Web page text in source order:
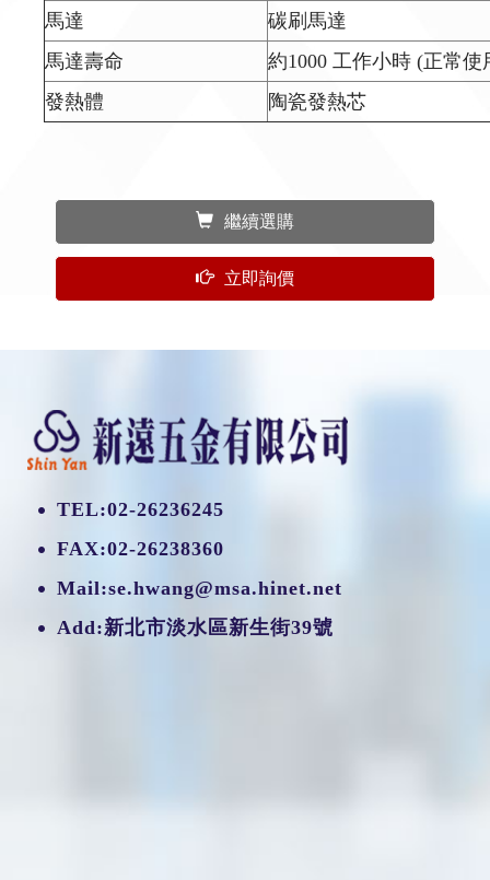
馬達
碳刷馬達
馬達壽命
約1000 工作小時 (正常使
發熱體
陶瓷發熱芯
繼續選購
立即詢價
TEL:02-26236245
FAX:02-26238360
Mail:se.hwang@msa.hinet.net
Add:新北市淡水區新生街39號